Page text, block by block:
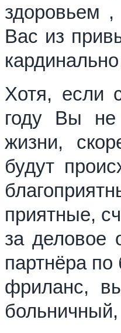
здоровьем
Вас из
Хотя, если
году Вы не
жизни,
будут
приятные,
за деловое
партнёра по
фриланс,